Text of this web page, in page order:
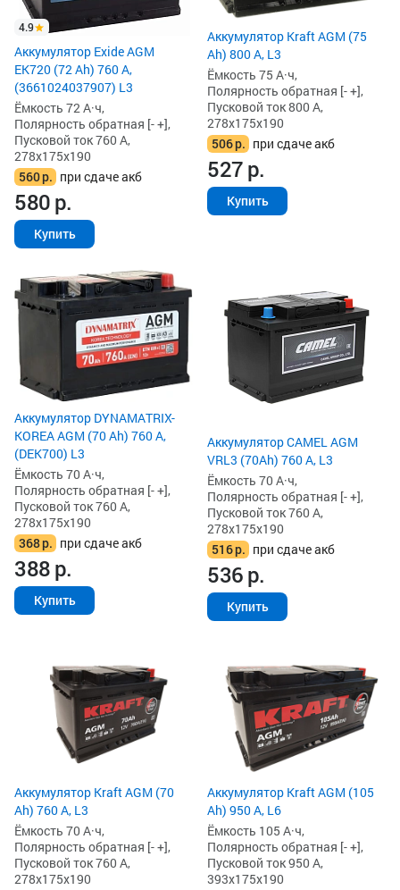
4.9
Аккумулятор Exide AGM
EK720 (72 Ah) 760 А,
(3661024037907) L3
Ёмкость 72 А·ч,
Полярность обратная [- +],
Пусковой ток 760 А,
278x175x190
560р. при сдаче акб
580р.
Купить
Аккумулятор Kraft AGM (75
Ah) 800 А, L3
Ёмкость 75 А·ч,
Полярность обратная [- +],
Пусковой ток 800 А,
278x175x190
506р. при сдаче акб
527р.
Купить
Аккумулятор DYNAMATRIX-
KOREA AGM (70 Ah) 760 А,
(DEK700) L3
Ёмкость 70 А·ч,
Полярность обратная [- +],
Пусковой ток 760 А,
278x175x190
368р. при сдаче акб
388р.
Купить
Аккумулятор CAMEL AGM
VRL3 (70Ah) 760 А, L3
Ёмкость 70 А·ч,
Полярность обратная [- +],
Пусковой ток 760 А,
278x175x190
516р. при сдаче акб
536р.
Купить
Аккумулятор Kraft AGM (70
Ah) 760 А, L3
Ёмкость 70 А·ч,
Полярность обратная [- +],
Пусковой ток 760 А,
278x175x190
Аккумулятор Kraft AGM (105
Ah) 950 А, L6
Ёмкость 105 А·ч,
Полярность обратная [- +],
Пусковой ток 950 А,
393x175x190